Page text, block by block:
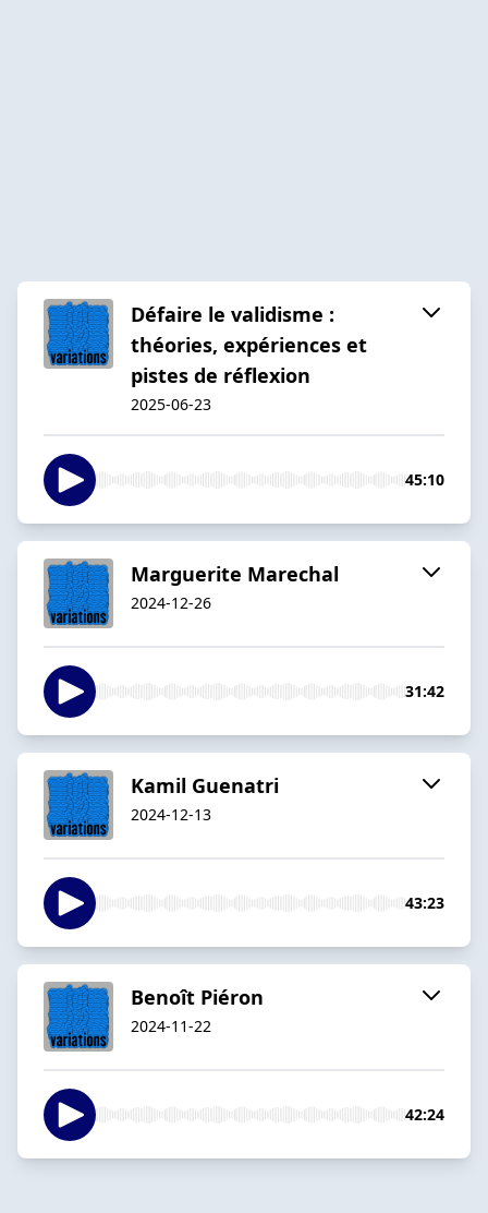
Défaire le validisme :
théories, expériences et
pistes de réflexion
2025-06-23
45:10
Marguerite Marechal
2024-12-26
31:42
Kamil Guenatri
2024-12-13
43:23
Benoît Piéron
2024-11-22
42:24